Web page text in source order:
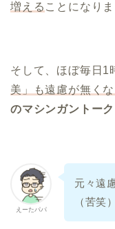
増える ことになりま
そして、ほぼ毎日1
美」も遠慮が無く
のマシンガントー
えーたパパ
元々遠
（苦笑）